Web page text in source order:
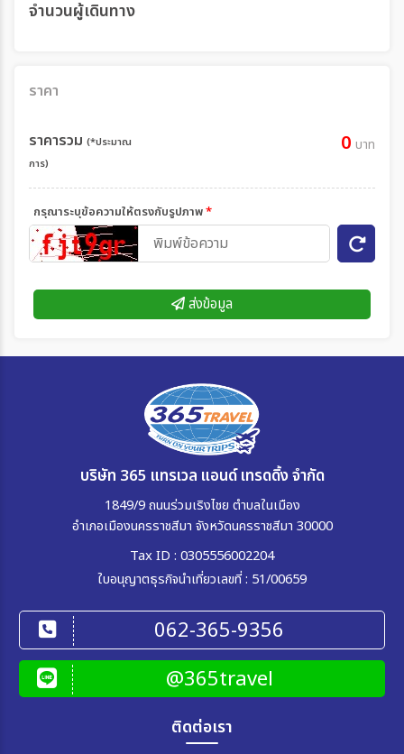
จำนวนผู้เดินทาง
ราคา
ราคารวม (*ประมาณ
การ)
0 บาท
กรุณาระบุข้อความให้ตรงกับรูปภาพ*
ส่งข้อมูล
บริษัท 365 แทรเวล แอนด์ เทรดดิ้ง จำกัด
1849/9 ถนนร่วมเริงไชย ตำบลในเมือง
อำเภอเมืองนครราชสีมา จังหวัดนครราชสีมา 30000
Tax ID : 0305556002204
ใบอนุญาตธุรกิจนำเที่ยวเลขที่ : 51/00659
062-365-9356
@365travel
ติดต่อเรา